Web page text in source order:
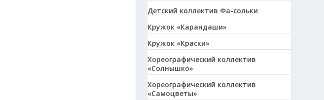
Детский коллектив Фа-сольки
Кружок «Карандаши»
Кружок «Краски»
Хореографический коллектив
«Солнышко»
Хореографический коллектив
«Самоцветы»